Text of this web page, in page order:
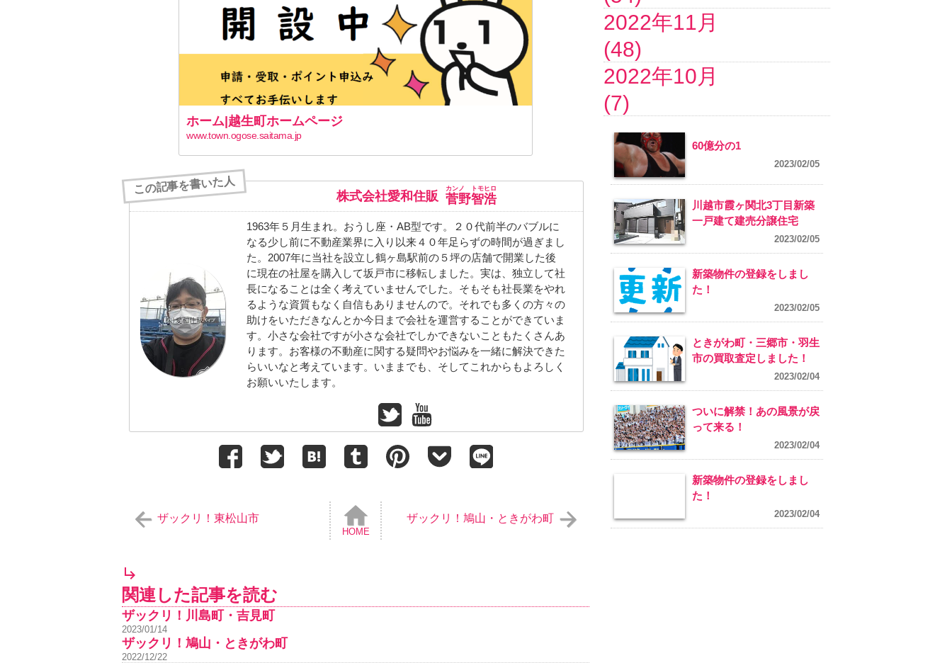
ホーム|越生町ホームページ
www.town.ogose.saitama.jp
この記事を書いた人
株式会社愛和住販 菅野智浩
カンノ トモヒロ
1963年５月生まれ。おうし座・AB型です。２０代前半のバブルに
なる少し前に不動産業界に入り以来４０年足らずの時間が過ぎまし
た。2007年に当社を設立し鶴ヶ島駅前の５坪の店舗で開業した後
に現在の社屋を購入して坂戸市に移転しました。実は、独立して社
長になることは全く考えていませんでした。そもそも社長業をやれ
るような資質もなく自信もありませんので。それでも多くの方々の
助けをいただきなんとか今日まで会社を運営することができていま
す。小さな会社ですが小さな会社でしかできないこともたくさんあ
ります。お客様の不動産に関する疑問やお悩みを一緒に解決できた
らいいなと考えています。いままでも、そしてこれからもよろしく
お願いいたします。
ザックリ！東松山市
HOME
ザックリ！鳩山・ときがわ町
関連した記事を読む
ザックリ！川島町・吉見町
2023/01/14
ザックリ！鳩山・ときがわ町
2022/12/22
2022年11月
(48)
2022年10月
(7)
60億分の1
2023/02/05
川越市霞ヶ関北3丁目新築
一戸建て建売分譲住宅
2023/02/05
新築物件の登録をしまし
た！
2023/02/05
ときがわ町・三郷市・羽生
市の買取査定しました！
2023/02/04
ついに解禁！あの風景が戻
って来る！
2023/02/04
新築物件の登録をしまし
た！
2023/02/04